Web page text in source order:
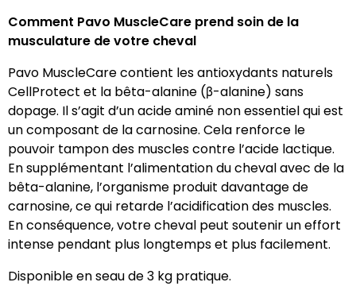
Comment Pavo MuscleCare prend soin de la
musculature de votre cheval
Pavo MuscleCare contient les antioxydants naturels
CellProtect et la bêta-alanine (β-alanine) sans
dopage. Il s’agit d’un acide aminé non essentiel qui est
un composant de la carnosine. Cela renforce le
pouvoir tampon des muscles contre l’acide lactique.
En supplémentant l’alimentation du cheval avec de la
bêta-alanine, l’organisme produit davantage de
carnosine, ce qui retarde l’acidification des muscles.
En conséquence, votre cheval peut soutenir un effort
intense pendant plus longtemps et plus facilement.
Disponible en seau de 3 kg pratique.